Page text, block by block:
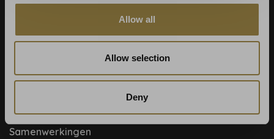
Allow all
Allow selection
Deny
Cookie- en privacyverklaring
Over ons
Samenwerkingen